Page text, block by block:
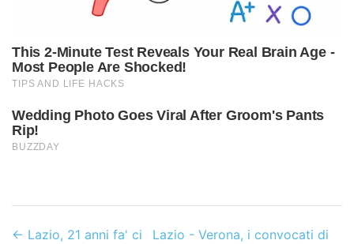
← Lazio, 21 anni fa' ci
Lazio - Verona, i convocati di